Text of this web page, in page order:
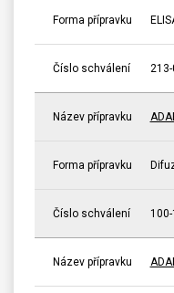
Forma přípravku
Číslo schválení
Název přípravku
Forma přípravku
Číslo schválení
Název přípravku